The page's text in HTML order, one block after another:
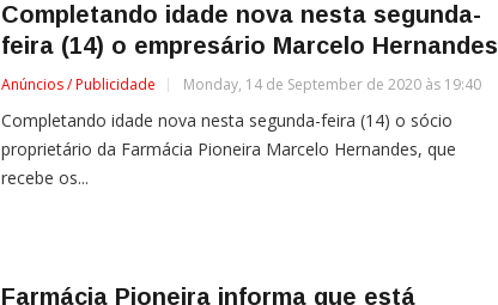
Completando idade nova nesta segunda-
feira (14) o empresário Marcelo Hernandes
Anúncios / Publicidade Monday, 14 de September de 2020 às 19:40
Completando idade nova nesta segunda-feira (14) o sócio
proprietário da Farmácia Pioneira Marcelo Hernandes, que
recebe os...
Farmácia Pioneira informa que está